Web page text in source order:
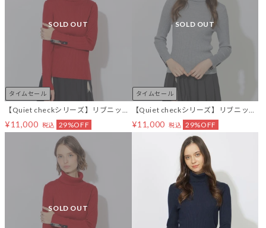
タイムセール
SOLD OUT
【Quiet checkシリーズ】リブニット
インナー
¥11,000 税込 29%OFF
タイムセール
SOLD OUT
【Quiet checkシリーズ】リブニット
インナー
¥11,000 税込 29%OFF
SOLD OUT